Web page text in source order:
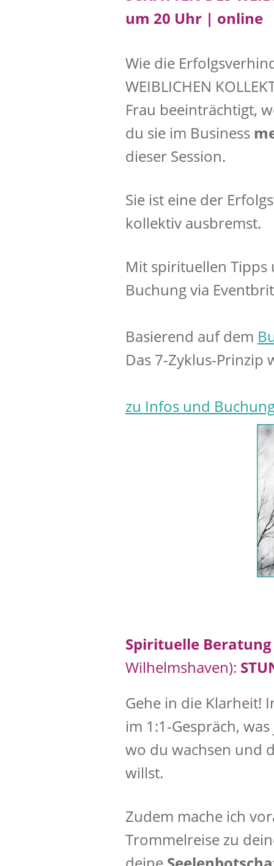
um 20 Uhr | online
Wie die
WEIBLICHEN
Frau beeinträchtigt,
du sie im Business
dieser Session.
Sie ist eine der
kollektiv ausbremst.
Mit spirituellen
Buchung via
Basierend auf dem
Das 7-Zyklus-Prinzip
zu Infos und
Spirituelle
Wilhelmshaven):
Gehe in die Klarheit!
im 1:1-Gespräch,
wo du wachsen und
willst.
Zudem mache ich
Trommelreise zu